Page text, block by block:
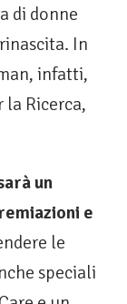
di donne
In
infatti,
la Ricerca,
un
e
le
speciali